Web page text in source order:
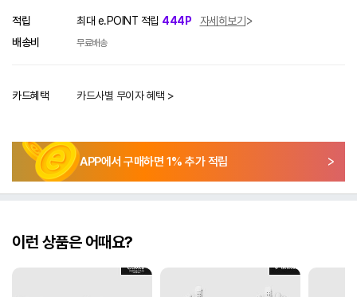
적립 최대 e.POINT 적립 444P
자세히보기
배송비
무료배송
카드혜택 카드사별 무이자 혜택 >
APP에서 구매하면 1% 추가 적립
이런 상품은 어때요?